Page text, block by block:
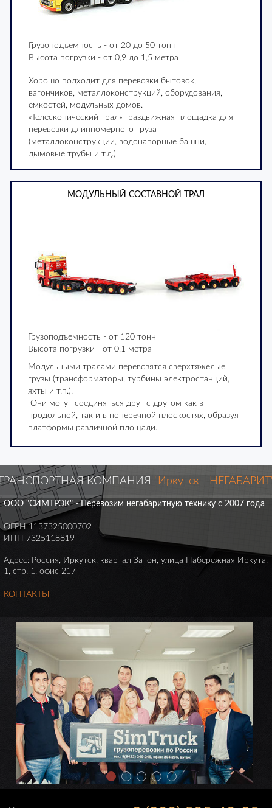
Грузоподъемность - от 20 до 50 тонн
Высота погрузки - от 0,9 до 1,5 метра
Хорошо подходит для перевозки бытовок,
вагончиков, металлоконструкций, оборудования,
ёмкостей, модульных домов.
«Телескопический трал» -раздвижная площадка для
перевозки длинномерного груза
(металлоконструкции, водонапорные башни,
дымовые трубы и т.д.)
МОДУЛЬНЫЙ СОСТАВНОЙ ТРАЛ
Грузоподъемность - от 120 тонн
Высота погрузки - от 0,1 метра
Модульными тралами перевозятся сверхтяжелые
грузы (трансформаторы, турбины электростанций,
яхты и т.п.).
Они могут соединяться друг с другом как в
продольной, так и в поперечной плоскостях, образуя
платформы различной площади.
КОМПАНИЯ "Иркутск -
ООО "СИМТРЭК" - Перевозим негабаритную технику с 2007 года
ОГРН 1137325000702
ИНН 7325118819
Адрес: Россия, Иркутск, квартал Затон, улица Набережная Иркута,
1, стр. 1, офис 217
КОНТАКТЫ